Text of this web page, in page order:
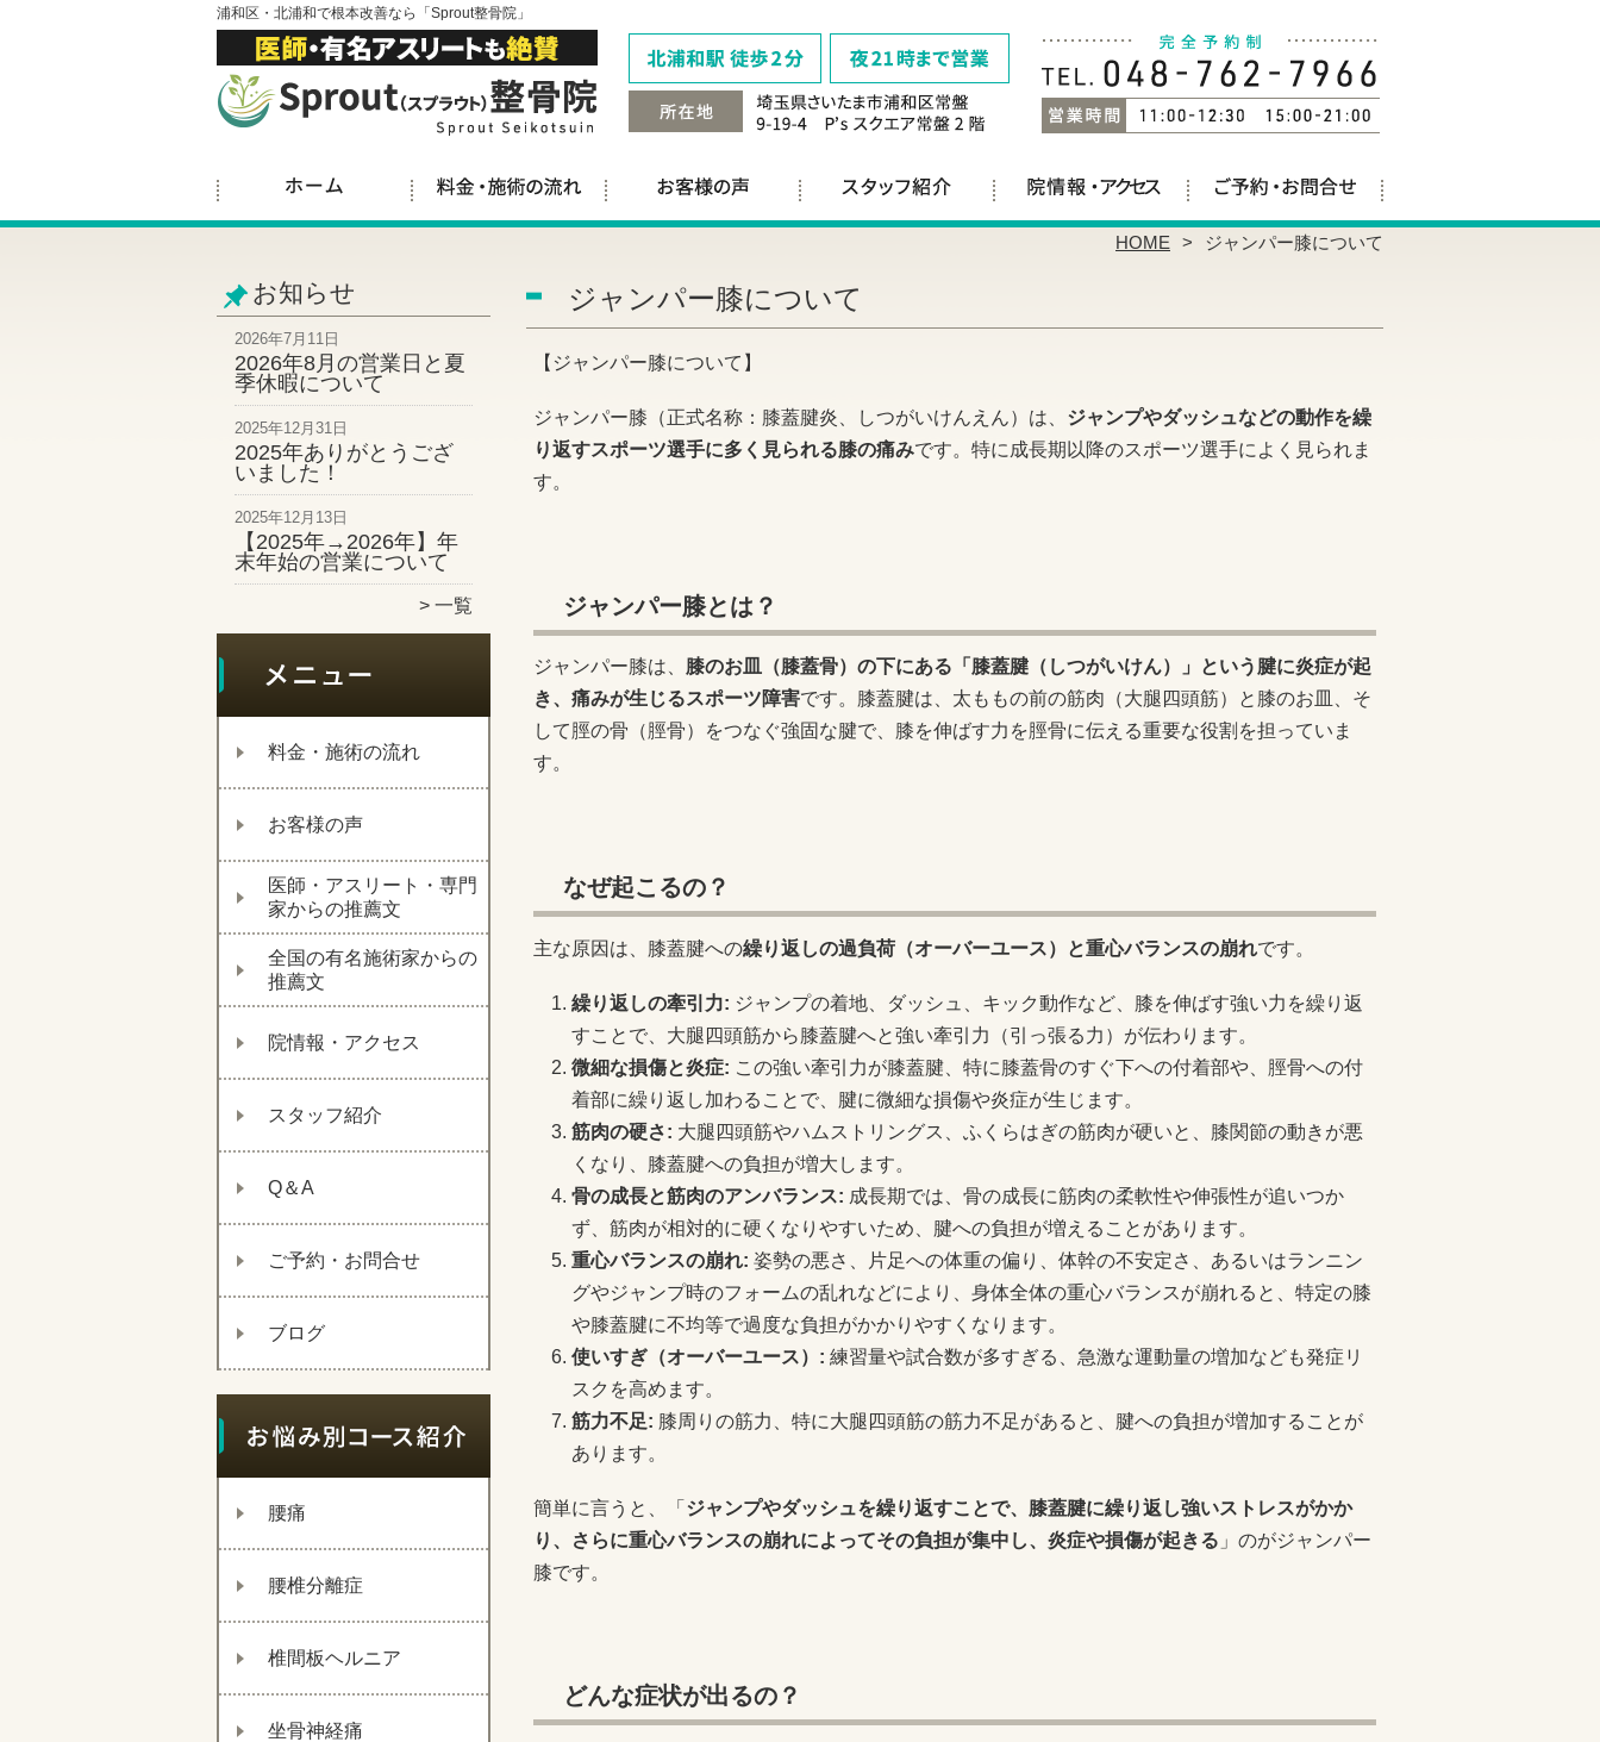
浦和区・北浦和で根本改善なら「Sprout整骨院」
HOME ジャンパー膝について
お知らせ
2026年7月11日
2026年8月の営業日と夏
季休暇について
2025年12月31日
2025年ありがとうござ
いました！
2025年12月13日
【2025年→2026年】年
末年始の営業について
一覧
料金・施術の流れ
お客様の声
医師・アスリート・専門
家からの推薦文
全国の有名施術家からの
推薦文
院情報・アクセス
スタッフ紹介
Q＆A
ご予約・お問合せ
ブログ
腰痛
腰椎分離症
椎間板ヘルニア
坐骨神経痛
ジャンパー膝について
【ジャンパー膝について】
ジャンパー膝（正式名称：膝蓋腱炎、しつがいけんえん）は、 ジャンプやダッシュなどの動作を繰
り返すスポーツ選手に多く見られる膝の痛みです。特に成長期以降のスポーツ選手によく見られま
す。
ジャンパー膝とは？
ジャンパー膝は、 膝のお皿（膝蓋骨）の下にある「膝蓋腱（しつがいけん）」という腱に炎症が起
き、痛みが生じるスポーツ障害です。膝蓋腱は、太ももの前の筋肉（大腿四頭筋）と膝のお皿、そ
して脛の骨（脛骨）をつなぐ強固な腱で、膝を伸ばす力を脛骨に伝える重要な役割を担っていま
す。
なぜ起こるの？
主な原因は、膝蓋腱への繰り返しの過負荷（オーバーユース）と重心バランスの崩れです。
繰り返しの牽引力: ジャンプの着地、ダッシュ、キック動作など、膝を伸ばす強い力を繰り返
すことで、大腿四頭筋から膝蓋腱へと強い牽引力（引っ張る力）が伝わります。
微細な損傷と炎症: この強い牽引力が膝蓋腱、特に膝蓋骨のすぐ下への付着部や、脛骨への付
着部に繰り返し加わることで、腱に微細な損傷や炎症が生じます。
筋肉の硬さ: 大腿四頭筋やハムストリングス、ふくらはぎの筋肉が硬いと、膝関節の動きが悪
くなり、膝蓋腱への負担が増大します。
骨の成長と筋肉のアンバランス: 成長期では、骨の成長に筋肉の柔軟性や伸張性が追いつか
ず、筋肉が相対的に硬くなりやすいため、腱への負担が増えることがあります。
重心バランスの崩れ: 姿勢の悪さ、片足への体重の偏り、体幹の不安定さ、あるいはランニン
グやジャンプ時のフォームの乱れなどにより、身体全体の重心バランスが崩れると、特定の膝
や膝蓋腱に不均等で過度な負担がかかりやすくなります。
使いすぎ（オーバーユース）: 練習量や試合数が多すぎる、急激な運動量の増加なども発症リ
スクを高めます。
筋力不足: 膝周りの筋力、特に大腿四頭筋の筋力不足があると、腱への負担が増加することが
あります。
簡単に言うと、「 ジャンプやダッシュを繰り返すことで、膝蓋腱に繰り返し強いストレスがかか
り、さらに重心バランスの崩れによってその負担が集中し、炎症や損傷が起きる 」のがジャンパー
膝です。
どんな症状が出るの？